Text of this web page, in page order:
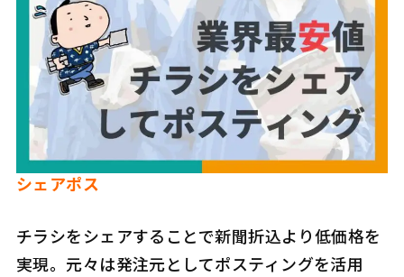
シェアポス
チラシをシェアすることで新聞折込より低価格を
実現。元々は発注元としてポスティングを活用